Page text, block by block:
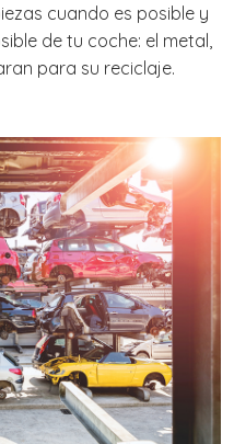
cuando es posible y
de tu coche: el metal,
para su reciclaje.